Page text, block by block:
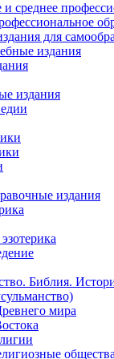
и среднее
для
издания
издания
издания
Библия.
мира